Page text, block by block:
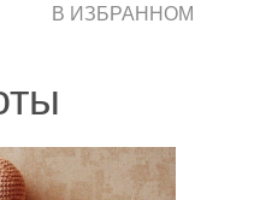
В ИЗБРАННОМ